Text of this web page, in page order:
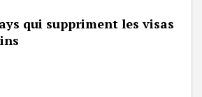
qui suppriment les visas